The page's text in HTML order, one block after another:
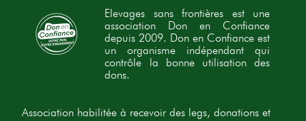
Elevages sans frontières est une
association Don en Confiance
depuis 2009. Don en Confiance est
un organisme indépendant qui
contrôle la bonne utilisation des
dons.
Association habilitée à recevoir des legs, donations et